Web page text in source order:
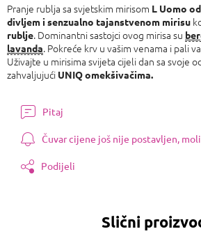
Pranje rublja sa svjetskim mirisom L Uomo
divljem i senzualno tajanstvenom mirisu
rublje. Dominantni sastojci ovog mirisa su
lavanda. Pokreće krv u vašim venama i pali
Uživajte u mirisima svijeta cijeli dan sa svoje
zahvaljujući UNIQ omekšivačima.
Pitaj
Čuvar cijene još nije postavljen,
Podijeli
Slični